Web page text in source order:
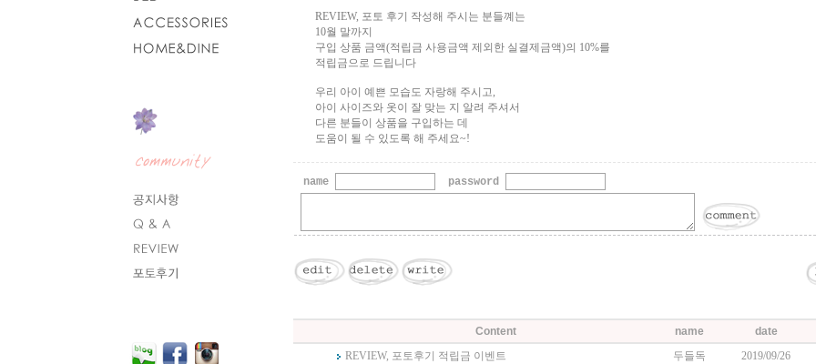
REVIEW, 포토 후기 작성해 주시는 분들꼐는
10월 말까지
구입 상품 금액(적립금 사용금액 제외한 실결제금액)의 10%를
적립금으로 드립니다
우리 아이 예쁜 모습도 자랑해 주시고,
아이 사이즈와 옷이 잘 맞는 지 알려 주셔서
다른 분들이 상품을 구입하는 데
도움이 될 수 있도록 해 주세요~!
name password
Content name date
REVIEW, 포토후기 적립금 이벤트
두들독 2019/09/26